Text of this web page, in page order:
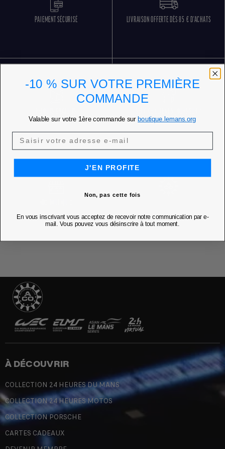
PAIEMENT SÉCURISÉ LIVRAISON OFFERTE DÈS 85 € D'ACHATS
À DÉCOUVRIR
COLLECTION 24 HEURES DU MANS
COLLECTION 24 HEURES MOTOS
COLLECTION PORSCHE
CARTES CADEAUX
-10 % SUR VOTRE PREMIÈRE
COMMANDE
Valable sur votre 1ère commande sur boutique.lemans.org
J'EN PROFITE
Non, pas cette fois
En vous inscrivant vous acceptez de recevoir notre communication par e-
mail. Vous pouvez vous désinscrire à tout moment.